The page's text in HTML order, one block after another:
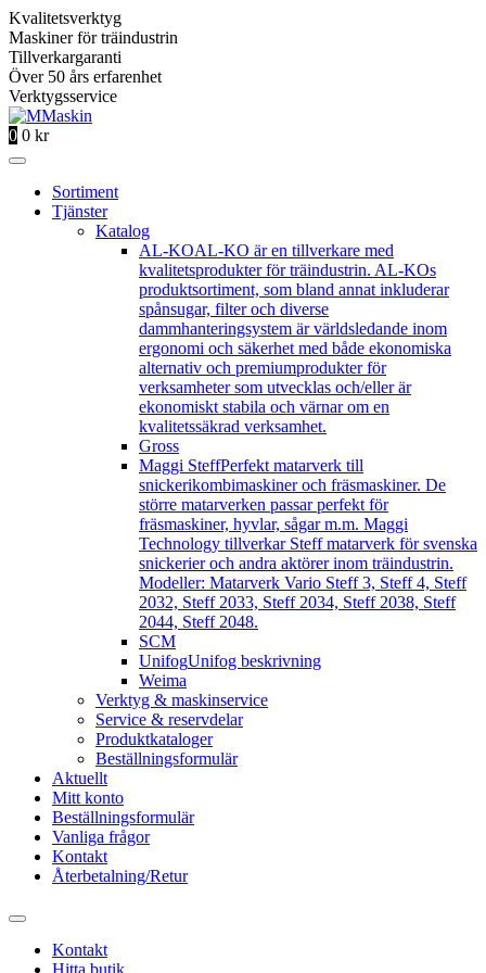
Kvalitetsverktyg
Maskiner för träindustrin
Tillverkargaranti
Över 50 års erfarenhet
Verktygsservice
0 0 kr
Sortiment
Tjänster
Katalog
AL-KOAL-KO är en tillverkare med
kvalitetsprodukter för träindustrin. AL-KOs
produktsortiment, som bland annat inkluderar
spånsugar, filter och diverse
dammhanteringsystem är världsledande inom
ergonomi och säkerhet med både ekonomiska
alternativ och premiumprodukter för
verksamheter som utvecklas och/eller är
ekonomiskt stabila och värnar om en
kvalitetssäkrad verksamhet.
Gross
Maggi SteffPerfekt matarverk till
snickerikombimaskiner och fräsmaskiner. De
större matarverken passar perfekt för
fräsmaskiner, hyvlar, sågar m.m. Maggi
Technology tillverkar Steff matarverk för svenska
snickerier och andra aktörer inom träindustrin.
Modeller: Matarverk Vario Steff 3, Steff 4, Steff
2032, Steff 2033, Steff 2034, Steff 2038, Steff
2044, Steff 2048.
SCM
UnifogUnifog beskrivning
Weima
Verktyg & maskinservice
Service & reservdelar
Produktkataloger
Beställningsformulär
Aktuellt
Mitt konto
Beställningsformulär
Vanliga frågor
Kontakt
Återbetalning/Retur
Kontakt
Hitta butik